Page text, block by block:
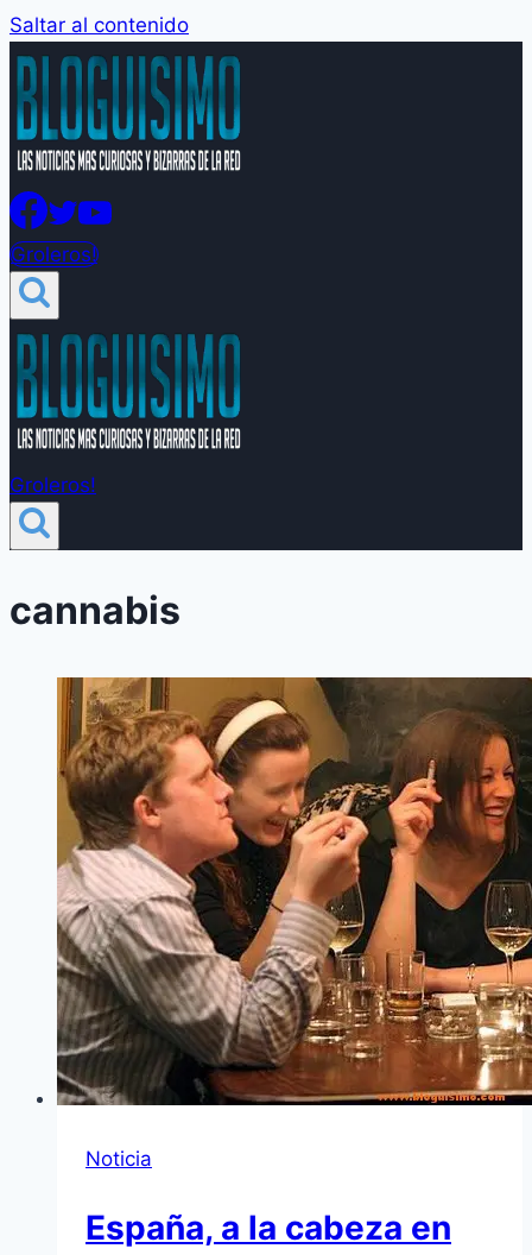
Saltar al contenido
Groleros!
Groleros!
cannabis
Noticia
España, a la cabeza en